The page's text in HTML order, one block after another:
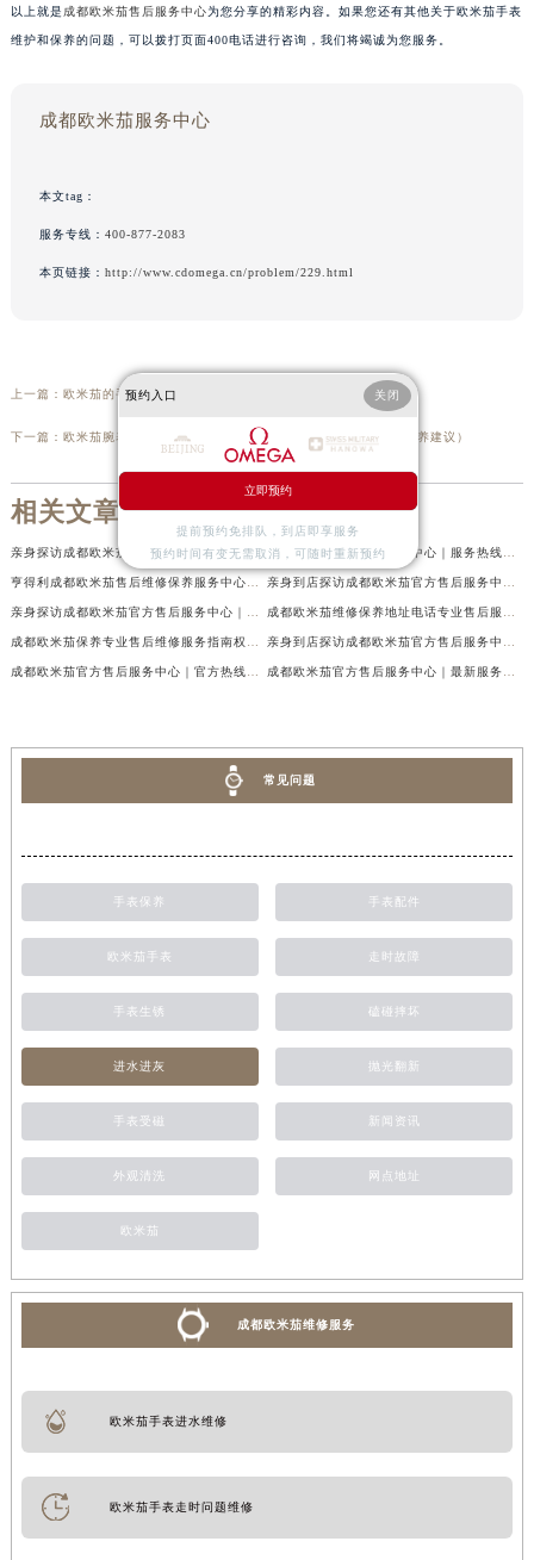
以上就是 成都欧米茄售后服务中心为您分享的精彩内容。如果您还有其他关于欧米茄手表
维护和保养的问题，可以拨打页面400电话进行咨询，我们将竭诚为您服务。
成都欧米茄服务中心
本文tag：
服务专线： 400-877-2083
本页链接： http://www.cdomega.cn/problem/229.html
上一篇： 欧米茄的手表哪里好（探索品牌独特魅力与品质保证）
下一篇： 欧米茄腕表外观有划痕处理办法详解（专业修复技巧与日常保养建议）
相关文章
亲身探访成都欧米茄官方售后服务中心｜地址与客服服务热线（2026年7月最新）
常见问题
手表保养 手表配件
欧米茄手表 走时故障
手表生锈 磕碰摔坏
进水进灰 抛光翻新
手表受磁 新闻资讯
外观清洗 网点地址
欧米茄
成都欧米茄维修服务
欧米茄手表进水维修
欧米茄手表走时问题维修
预约入口 关闭
立即预约
提前预约免排队，到店即享服务
预约时间有变无需取消，可随时重新预约